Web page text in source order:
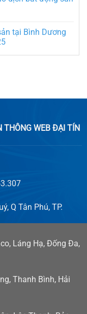
tại Bình Dương
THÔNG WEB ĐẠI TÍN
Q Tân Phú, TP.
Láng Hạ, Đống Đa,
Thanh Bình, Hải